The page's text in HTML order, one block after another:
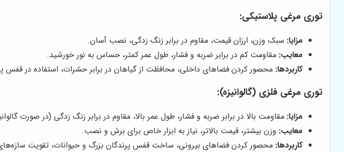
توری مرغی پلاستیکی:
مزایا: سبک وزن، ارزان قیمت، مقاوم در برابر زنگ زدگی، نصب آسان.
معایب: مقاومت کم در برابر ضربه و فشار، طول عمر کمتر، حساس به نور خورشید.
کاربردها: محصور کردن فضاهای داخلی، محافظت از گیاهان در برابر حشرات، استفاده در قفس
توری مرغی فلزی (گالوانیزه):
مزایا: مقاومت بالا در برابر ضربه و فشار، طول عمر بالا، مقاوم در برابر زنگ زدگی (در صورت
معایب: وزن بیشتر، قیمت بالاتر، نیاز به ابزار خاص برای برش و نصب.
کاربردها: محصور کردن فضاهای بیرونی، ساخت قفس پرندگان بزرگ و حیوانات، تقویت